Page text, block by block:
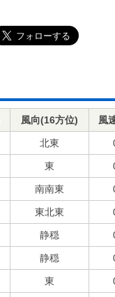
風向(16方位) 風
北東
東
南南東
東北東
静穏
静穏
東